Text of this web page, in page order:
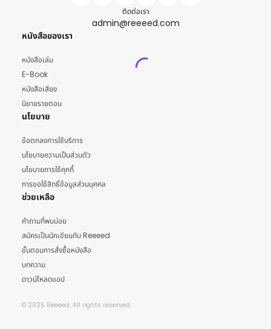
ติดต่อเรา
admin@reeeed.com
หนังสือของเรา
หนังสือเล่ม
E-Book
หนังสือเสียง
นิยายรายตอน
นโยบาย
ข้อตกลงการใช้บริการ
นโยบายความเป็นส่วนตัว
นโยบายการใช้คุกกี้
การขอใช้สิทธิ์ข้อมูลส่วนบุคคล
ช่วยเหลือ
คำถามที่พบบ่อย
สมัครเป็นนักเขียนกับ Reeeed
ขั้นตอนการสั่งซื้อหนังสือ
บทความ
ดาวน์โหลดแอป
© 2025 Reeeed. All rights reserved.